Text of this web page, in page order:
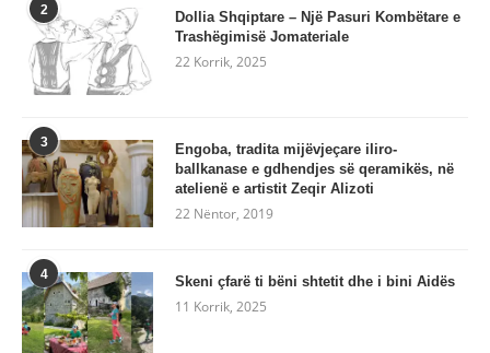
2
Dollia Shqiptare – Një Pasuri Kombëtare e
Trashëgimisë Jomateriale
22 Korrik, 2025
3
Engoba, tradita mijëvjeçare iliro-
ballkanase e gdhendjes së qeramikës, në
atelienë e artistit Zeqir Alizoti
22 Nëntor, 2019
4 Skeni çfarë ti bëni shtetit dhe i bini Aidës
11 Korrik, 2025